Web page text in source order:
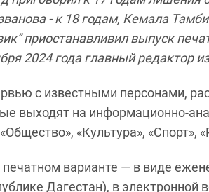
- к 18 годам, Кемала
приостанавливил выпуск
2024 года главный редактор
с известными персонами,
выходят на информационно-
«Культура», «Спорт»,
печатном варианте — в виде
Дагестан), в